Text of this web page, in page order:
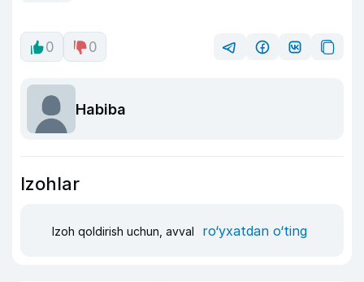
0 0
Habiba
Izohlar
Izoh qoldirish uchun, avval ro‘yxatdan o‘ting